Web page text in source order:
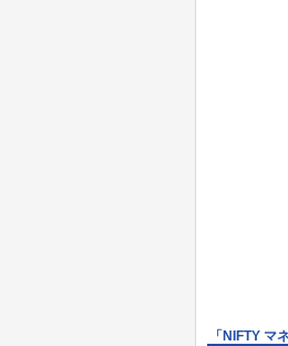
「NIFTY マ